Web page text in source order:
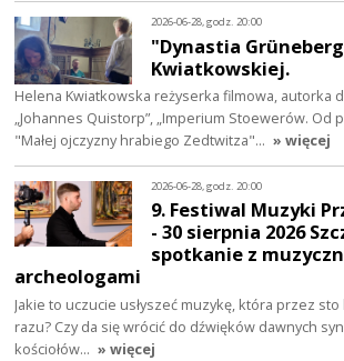
2026-06-28, godz. 20:00
"Dynastia
Kwiatkowskiej.
Helena Kwiatkowska reżyserka filmowa, autorka
„Johannes Quistorp”, „Imperium Stoewerów. Od
"Małej ojczyzny hrabiego Zedtwitza"… » więcej
2026-06-28, godz. 20:00
9. Festiwal Muzyki
- 30 sierpnia 2026
spotkanie z
archeologami
Jakie to uczucie usłyszeć muzykę, która przez sto
razu? Czy da się wrócić do dźwięków dawnych
kościołów… » więcej